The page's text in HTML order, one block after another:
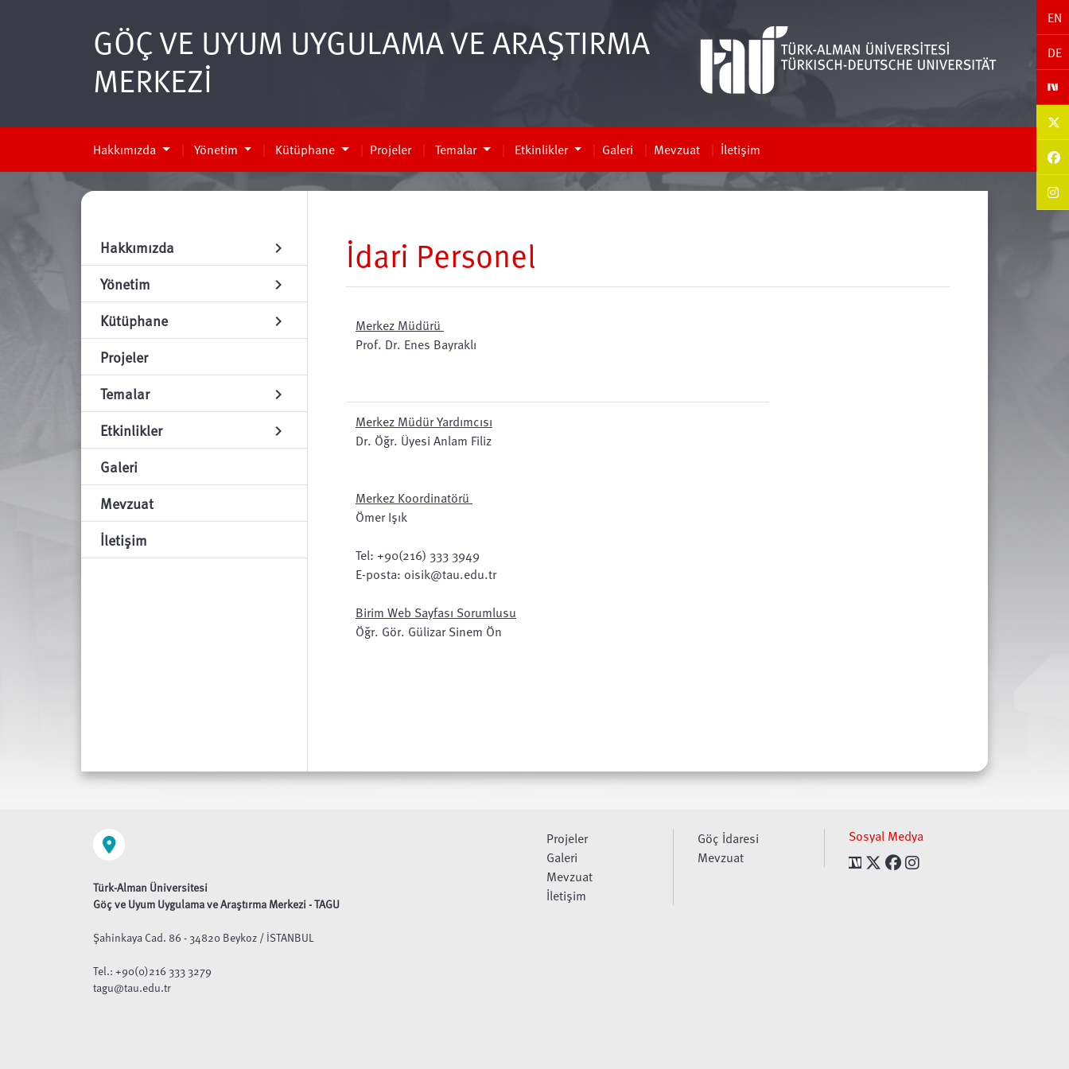
EN
DE
GÖÇ VE UYUM UYGULAMA VE ARAŞTIRMA
MERKEZİ
Hakkımızda Yönetim Kütüphane Projeler Temalar Etkinlikler Galeri Mevzuat İletişim
Hakkımızda chevron_right
Yönetim chevron_right
Kütüphane chevron_right
Projeler
Temalar
chevron_right
Etkinlikler chevron_right
Galeri
Mevzuat
İletişim
İdari Personel
Merkez Müdürü
Prof. Dr. Enes Bayraklı
Merkez Müdür Yardımcısı
Dr. Öğr. Üyesi Anlam Filiz
Merkez Koordinatörü
Ömer Işık
Tel: +90(216) 333 3949
E-posta: oisik@tau.edu.tr
Birim Web Sayfası Sorumlusu
Öğr. Gör. Gülizar Sinem Ön
Türk-Alman Üniversitesi
Göç ve Uyum Uygulama ve Araştırma Merkezi - TAGU
Şahinkaya Cad. 86 - 34820 Beykoz / İSTANBUL
Tel.: +90(0)216 333 3279
tagu@tau.edu.tr
Projeler
Galeri
Mevzuat
İletişim
Göç İdaresi
Mevzuat
Sosyal Medya